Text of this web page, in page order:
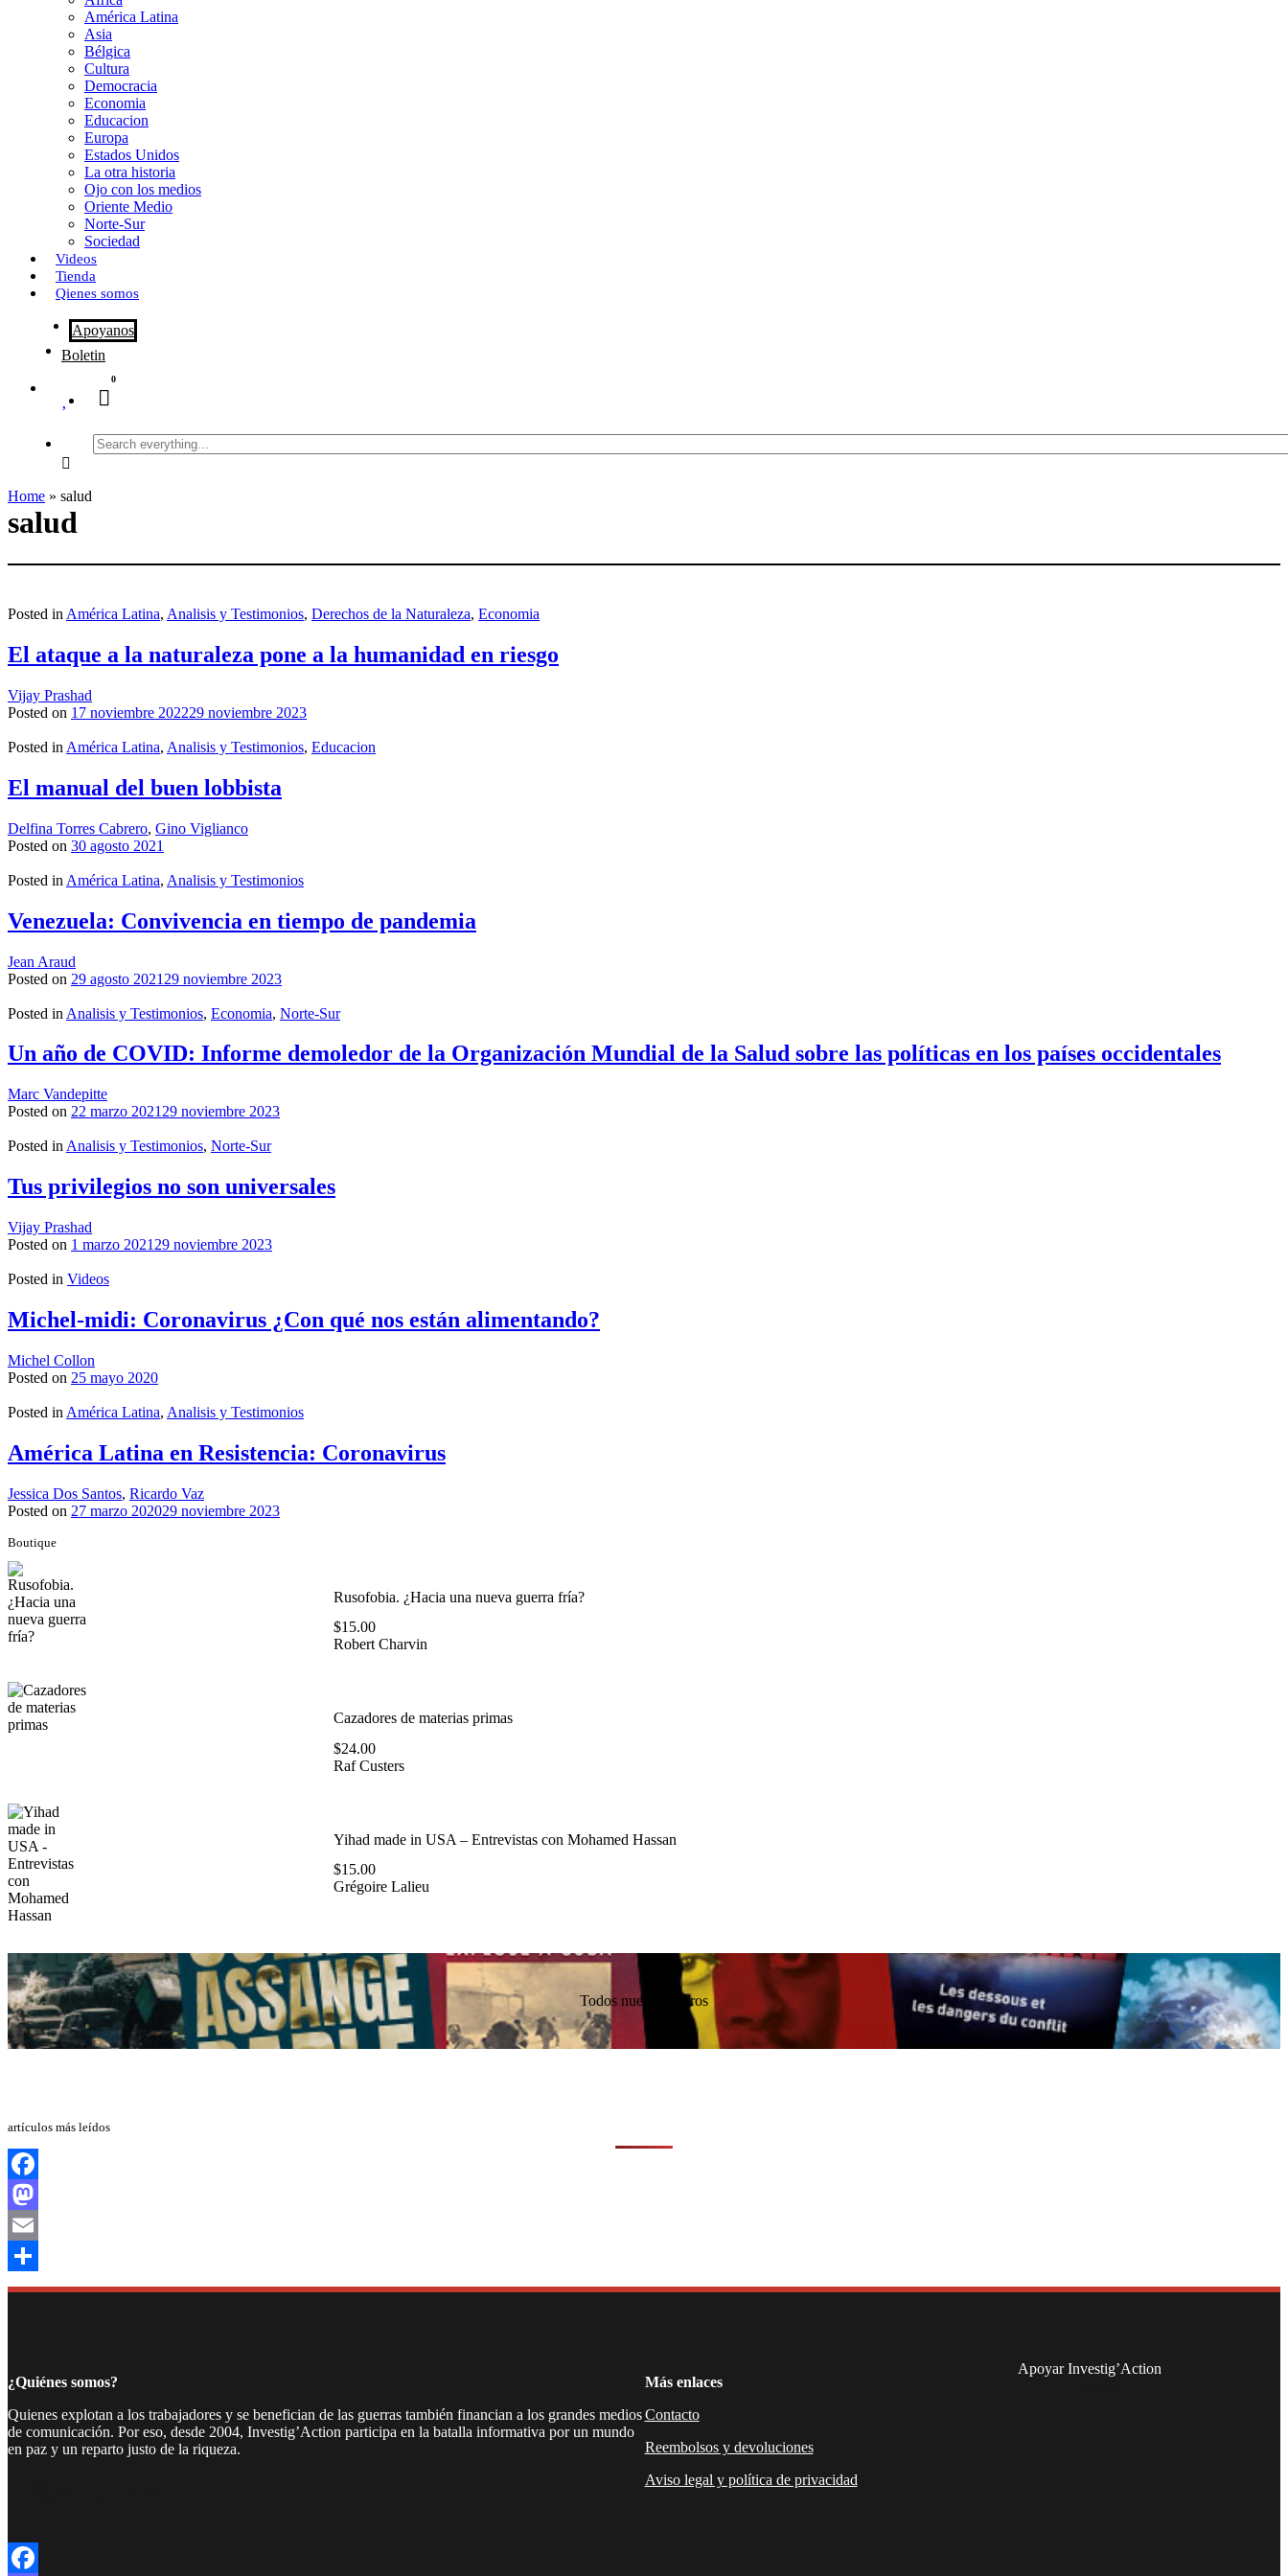
i
r
América Latina
Asia
Bélgica
Cultura
Democracia
Economia
Educacion
Europa
Estados Unidos
La otra historia
Ojo con los medios
Oriente Medio
Norte-Sur
Sociedad
Videos
Tienda
Qienes somos
Apoyanos
Boletin
0
Search
everything...
Home » salud
salud
Posted in América Latina, Analisis y Testimonios, Derechos de la Naturaleza, Economia
El ataque a la naturaleza pone a la humanidad en riesgo
Vijay Prashad
Posted on 17 noviembre 202229 noviembre 2023
Posted in América Latina, Analisis y Testimonios, Educacion
El manual del buen lobbista
Delfina Torres Cabrero, Gino Viglianco
Posted on 30 agosto 2021
Posted in América Latina, Analisis y Testimonios
Venezuela: Convivencia en tiempo de pandemia
Jean Araud
Posted on 29 agosto 2021 29 noviembre 2023
Posted in Analisis y Testimonios, Economia, Norte-Sur
Un año de COVID: Informe demoledor de la Organización Mundial de la Salud sobre las políticas en los países occidentales
Marc Vandepitte
Posted on 22 marzo 2021 29 noviembre 2023
Posted in Analisis y Testimonios, Norte-Sur
Tus privilegios no son universales
Vijay Prashad
Posted on 1 marzo 2021 29 noviembre 2023
Posted in Videos
Michel-midi: Coronavirus ¿Con qué nos están alimentando?
Michel Collon
Posted on 25 mayo 2020
Posted in América Latina, Analisis y Testimonios
América Latina en Resistencia: Coronavirus
Jessica Dos Santos, Ricardo Vaz
Posted on 27 marzo 202029 noviembre 2023
Boutique
Rusofobia. ¿Hacia una nueva guerra fría?
$15.00
Robert Charvin
Cazadores de materias primas
$24.00
Raf Custers
Yihad made in USA – Entrevistas con Mohamed Hassan
$15.00
Grégoire Lalieu
Todos nuestros libros
artículos más leídos
Facebook
Mastodon
Email
Compartir
¿Quiénes somos?
Quienes explotan a los trabajadores y se benefician de las guerras también financian a los grandes medios
de comunicación. Por eso, desde 2004, Investig’Action participa en la batalla informativa por un mundo
en paz y un reparto justo de la riqueza.
Más enlaces
Contacto
Reembolsos y devoluciones
Aviso legal y política de privacidad
Apoyar Investig’Action